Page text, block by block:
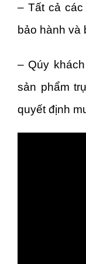
– Tất cả
bảo hành và
– Qúy
sản phẩm
quyết định